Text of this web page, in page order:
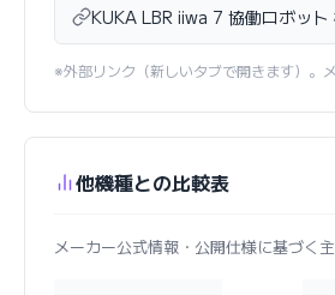
KUKA LBR iiwa 7 協働ロボッ
※外部リンク（新しいタブで開きます）。
他機種との比較表
メーカー公式情報・公開仕様に基づく